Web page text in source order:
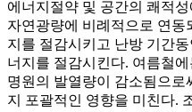
에너지절약 및 공간의 쾌적
자연광량에 비례적으로 연동
지를 절감시키고 난방 기간
너지를 절감시킨다. 여름철
명원의 발열량이 감소됨으
지 포괄적인 영향을 미친다.